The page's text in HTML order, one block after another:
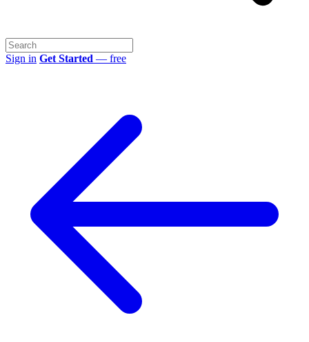
Sign in Get Started — free